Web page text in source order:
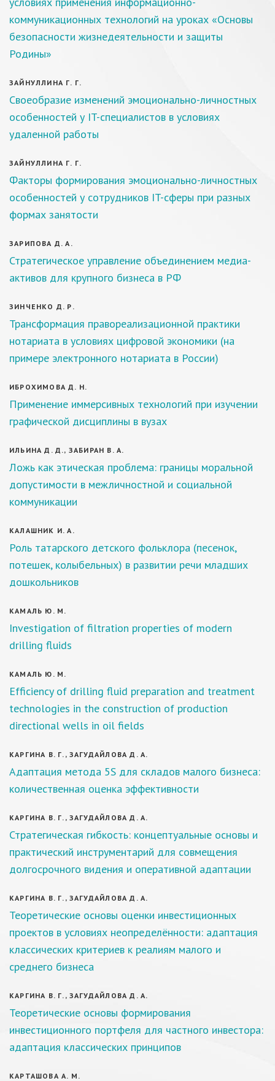
коммуникационных технологий на уроках «Основы
безопасности жизнедеятельности и защиты
Родины»
ЗАЙНУЛЛИНА Г. Г.
Своеобразие изменений эмоционально-личностных
особенностей у IT-специалистов в условиях
удаленной работы
ЗАЙНУЛЛИНА Г. Г.
Факторы формирования эмоционально-личностных
особенностей у сотрудников IT-сферы при разных
формах занятости
ЗАРИПОВА Д. А.
Стратегическое управление объединением медиа-
активов для крупного бизнеса в РФ
ЗИНЧЕНКО Д. Р.
Трансформация правореализационной практики
нотариата в условиях цифровой экономики (на
примере электронного нотариата в России)
ИБРОХИМОВА Д. Н.
Применение иммерсивных технологий при изучении
графической дисциплины в вузах
ИЛЬИНА Д. Д., ЗАБИРАН В. А.
Ложь как этическая проблема: границы моральной
допустимости в межличностной и социальной
коммуникации
КАЛАШНИК И. А.
Роль татарского детского фольклора (песенок,
потешек, колыбельных) в развитии речи младших
дошкольников
КАМАЛЬ Ю. М.
Investigation of filtration properties of modern
drilling fluids
КАМАЛЬ Ю. М.
Efficiency of drilling fluid preparation and treatment
technologies in the construction of production
directional wells in oil fields
КАРГИНА В. Г., ЗАГУДАЙЛОВА Д. А.
Адаптация метода 5S для складов малого бизнеса:
количественная оценка эффективности
КАРГИНА В. Г., ЗАГУДАЙЛОВА Д. А.
Стратегическая гибкость: концептуальные основы и
практический инструментарий для совмещения
долгосрочного видения и оперативной адаптации
КАРГИНА В. Г., ЗАГУДАЙЛОВА Д. А.
Теоретические основы оценки инвестиционных
проектов в условиях неопределённости: адаптация
классических критериев к реалиям малого и
среднего бизнеса
КАРГИНА В. Г., ЗАГУДАЙЛОВА Д. А.
Теоретические основы формирования
инвестиционного портфеля для частного инвестора:
адаптация классических принципов
КАРТАШОВА А. М.